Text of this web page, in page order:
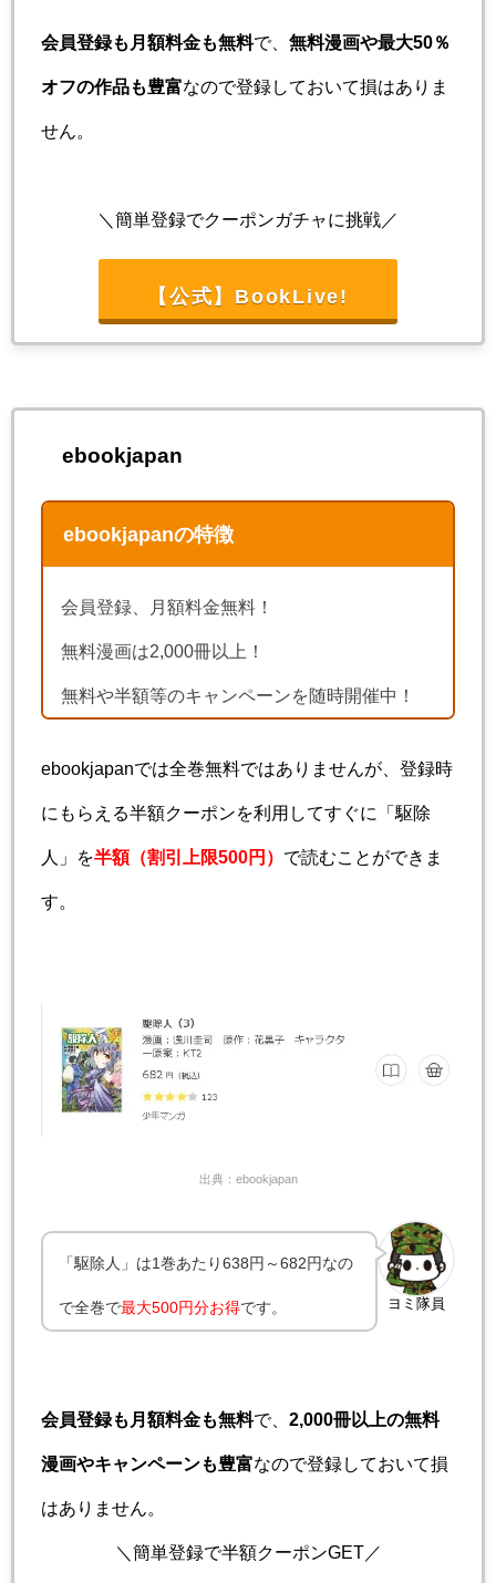
会員登録も月額料金も無料で、 無料漫画や最大50％
オフの作品も豊富なので登録しておいて損はありま
せん。
＼簡単登録でクーポンガチャに挑戦／
【公式】BookLive!
ebookjapan
ebookjapanの特徴
会員登録、月額料金無料！
無料漫画は2,000冊以上！
無料や半額等のキャンペーンを随時開催中！
ebookjapanでは全巻無料ではありませんが、登録時
にもらえる半額クーポンを利用してすぐに「駆除
人」を半額（割引上限500円） で読むことができま
す。
出典：ebookjapan
ヨミ隊員
「駆除人」は1巻あたり638円～682円なの
で全巻で最大500円分お得です。
会員登録も月額料金も無料で、 2,000冊以上の無料
漫画やキャンペーンも豊富なので登録しておいて損
はありません。
＼簡単登録で半額クーポンGET／